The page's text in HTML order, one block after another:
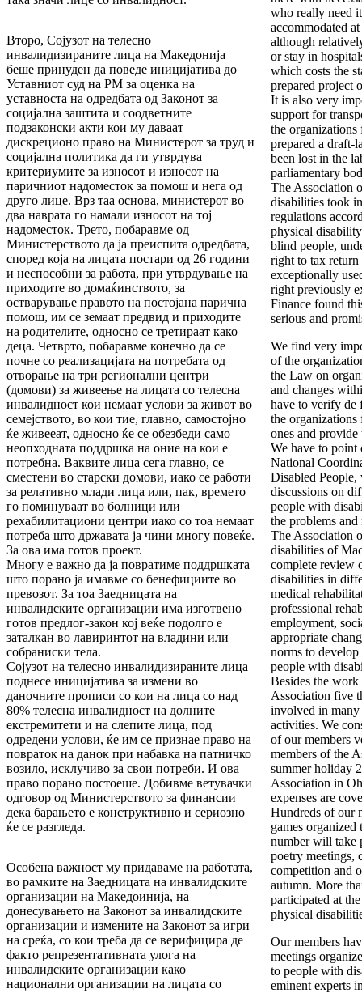
who really need
accommodated
although
or stay in
which costs the
prepared project
It is also very
support for
the organizations
prepared a draft-
been lost in the
parliamentary
The Association
disabilities took
regulations
physical
blind people,
right to tax
exceptionally
right previously
Finance found
serious and
We find very
of the
the Law on
and changes
have to verify de
the organizations
ones and
We have to point
National
Disabled
discussions on
people with
the problems
The Association
disabilities of
complete review
disabilities in
medical
professional
employment,
appropriate
norms to
people with
Besides the work
Association five
involved in
activities. We
of our members
members of the
summer holiday
Association in
expenses are
Hundreds of our
games
number will take
poetry meetings,
competition and
autumn. More
participated at
physical
Our members
meetings
to people with
eminent experts
Второ, Сојузот на телесно
инвалидизираните лица на Македонија
беше принуден да поведе иницијатива до
Уставниот суд на РМ за оценка на
уставноста на одредбата од Законот за
социјална заштита и соодветните
подзаконски акти кои му даваат
дискреционо право на Министерот за труд и
социјална политика да ги утврдува
критериумите за износот и износот на
паричниот надоместок за помош и нега од
друго лице. Врз таа основа, министерот во
два наврата го намали износот на тој
надоместок. Трето, побаравме од
Министерството да ја преиспита одредбата,
според која на лицата постари од 26 години
и неспособни за работа, при утврдување на
приходите во домаќинството, за
остварување правото на постојана парична
помош, им се земаат предвид и приходите
на родителите, односно се третираат како
деца. Четврто, побаравме конечно да се
почне со реализацијата на потребата од
отворање на три регионални центри
(домови) за живеење на лицата со телесна
инвалидност кои немаат услови за живот во
семејството, во кои тие, главно, самостојно
ќе живееат, односно ќе се обезбеди само
неопходната поддршка на оние на кои е
потребна. Ваквите лица сега главно, се
сместени во старски домови, иако се работи
за релативно млади лица или, пак, времето
го поминуваат во болници или
рехабилитациони центри иако со тоа немаат
потреба што државата ја чини многу повеќе.
За ова има готов проект.
Многу е важно да ја повратиме поддршката
што порано ја имавме со бенефициите во
превозот. За тоа Заедницата на
инвалидските организации има изготвено
готов предлог-закон кој веќе подолго е
заталкан во лавиринтот на владини или
собраниски тела.
Сојузот на телесно инвалидизираните лица
поднесе иницијатива за измени во
даночните прописи со кои на лица со над
80% телесна инвалидност на долните
екстремитети и на слепите лица, под
одредени услови, ќе им се признае право на
повраток на данок при набавка на патничко
возило, исклучиво за свои потреби. И ова
право порано постоеше. Добивме ветувачки
одговор од Министерството за финансии
дека барањето е конструктивно и сериозно
ќе се разгледа.
Особена важност му придаваме на работата,
во рамките на Заедницата на инвалидските
организации на Македоинија, на
донесувањето на Законот за инвалидските
организации и измените на Законот за игри
на среќа, со кои треба да се верифицира де
факто репрезентативната улога на
инвалидските организации како
национални организации на лицата со